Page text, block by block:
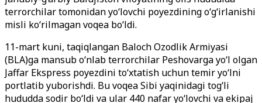
terrorchilar tomonidan yo‘lovchi poyezdining o‘g‘irlanishi
misli ko‘rilmagan voqea bo‘ldi.
11-mart kuni, taqiqlangan Baloch Ozodlik Armiyasi
(BLA)ga mansub o‘nlab terrorchilar Peshovarga yo‘l olgan
Jaffar Ekspress poyezdini to‘xtatish uchun temir yo‘lni
portlatib yuborishdi. Bu voqea Sibi yaqinidagi tog‘li
hududda sodir bo‘ldi va ular 440 nafar yo‘lovchi va ekipaj